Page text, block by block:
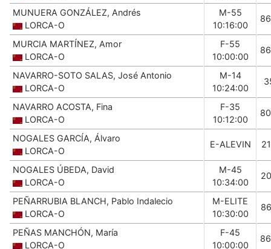
MUNUERA GONZÁLEZ, Andrés
LORCA-O
M-55
10:16:00
MURCIA MARTÍNEZ, Amor
LORCA-O
F-55
10:00:00
NAVARRO-SOTO SALAS, José Antonio
LORCA-O
M-14
10:24:00
NAVARRO ACOSTA, Fina
LORCA-O
F-35
10:12:00
NOGALES GARCÍA, Álvaro
LORCA-O
E-ALEVIN
NOGALES ÚBEDA, David
LORCA-O
M-45
10:34:00
PEÑARRUBIA BLANCH, Pablo Indalecio
LORCA-O
M-ELITE
10:30:00
PEÑAS MANCHÓN, María
LORCA-O
F-45
10:00:00